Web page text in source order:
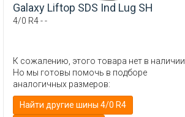
Galaxy Liftop SDS Ind Lug SH
4/0 R4 - -
К сожалению, этого товара нет в наличии.
Но мы готовы помочь в подборе
аналогичных размеров:
Найти другие шины 4/0 R4